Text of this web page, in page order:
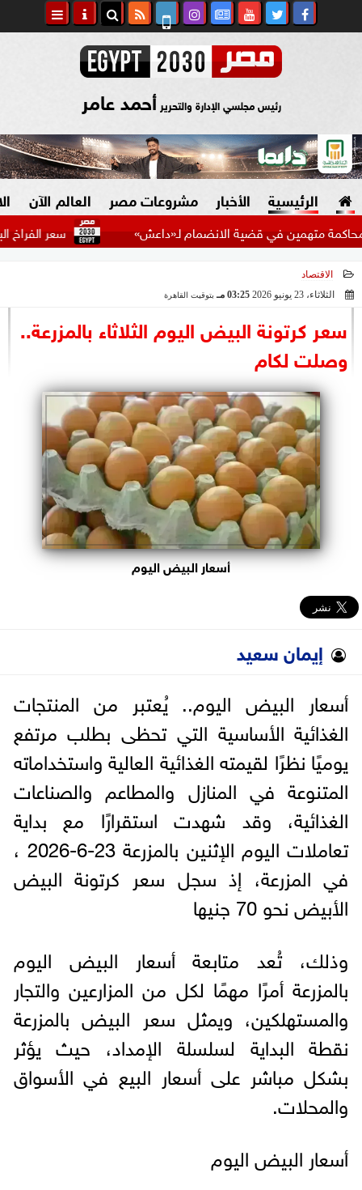
رئيس مجلسي الإدارة والتحرير أحمد عامر
الرئيسية الأخبار
السياسة
الرئاسة
البرلمان
الوزارات
الأحزاب
مشروعات مصر العالم الآن
سعر الفراخ البيضاء اليوم في قضية الانضمام لـ«داعش»
الاقتصاد
الثلاثاء، 23 يونيو 2026
03:25 مـ بتوقيت القاهرة
سعر كرتونة البيض اليوم الثلاثاء بالمزرعة..
وصلت لكام
أسعار البيض اليوم
إيمان سعيد
أسعار البيض اليوم.. يُعتبر من المنتجات
الغذائية الأساسية التي تحظى بطلب مرتفع
يوميًا نظرًا لقيمته الغذائية العالية واستخداماته
المتنوعة في المنازل والمطاعم والصناعات
الغذائية، وقد شهدت استقرارًا مع بداية
تعاملات اليوم الإثنين بالمزرعة 23-6-2026 ،
في المزرعة، إذ سجل سعر كرتونة البيض
الأبيض نحو 70 جنيها
وذلك، تُعد متابعة أسعار البيض اليوم
بالمزرعة أمرًا مهمًا لكل من المزارعين والتجار
والمستهلكين، ويمثل سعر البيض بالمزرعة
نقطة البداية لسلسلة الإمداد، حيث يؤثر
بشكل مباشر على أسعار البيع في الأسواق
والمحلات.
أسعار البيض اليوم